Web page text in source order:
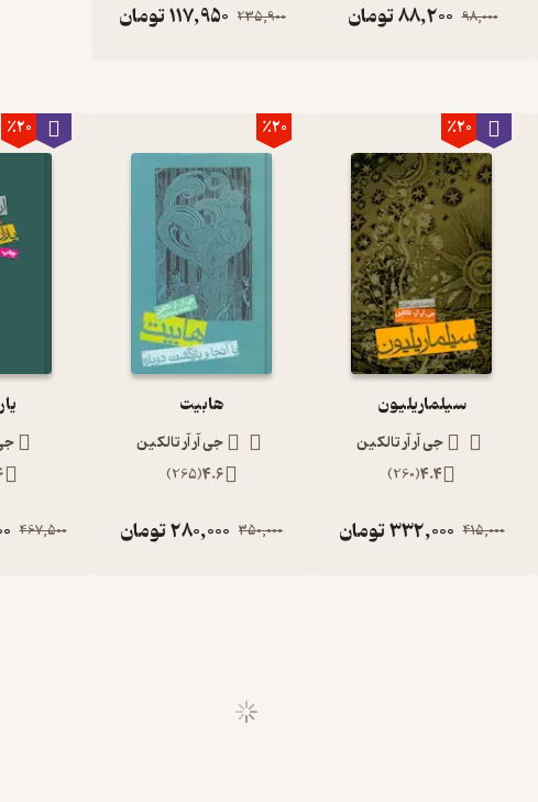
98,000
88,200تومان 235,900
117,950تومان
٪20
سیلماریلیون
جی آر آر تالکین
4.4
(
260
)
415,000
332,000تومان
٪20
هابیت
جی آر آر تالکین
4.6
(
265
)
350,000
280,000تومان
٪20
467,500